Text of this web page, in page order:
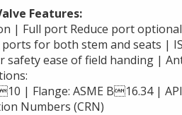
Features:
| Full port Reduce port
for both stem and seats |
safety ease of field handing |
| Flange: ASME B16.34 |
Numbers (CRN)